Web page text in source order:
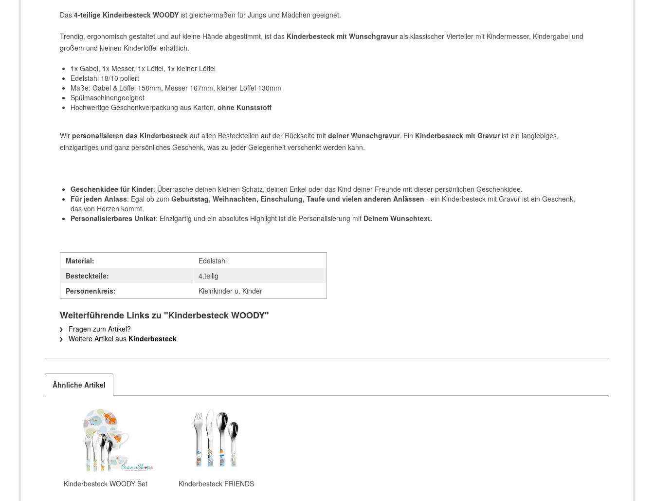
Das 4-teilige Kinderbesteck WOODY ist gleichermaßen für Jungs und Mädchen geeignet.
Trendig, ergonomisch gestaltet und auf kleine Hände abgestimmt, ist das Kinderbesteck mit Wunschgravurals klassischer Vierteiler mit Kindermesser, Kindergabel und
großem und kleinen Kinderlöffel erhältlich.
1x Gabel, 1x Messer, 1x Löffel, 1x kleiner Löffel
Edelstahl 18/10 poliert
Maße: Gabel & Löffel 158mm, Messer 167mm, kleiner Löffel 130mm
Spülmaschinengeeignet
Hochwertige Geschenkverpackung aus Karton, ohne Kunststoff
Wir personalisieren das Kinderbesteck auf allen Besteckteilen auf der Rückseite mit deiner Wunschgravur. Ein Kinderbesteck mit Gravurist ein langlebiges,
einzigartiges und ganz persönliches Geschenk, was zu jeder Gelegenheit verschenkt werden kann.
Geschenkidee für Kinder: Überrasche deinen kleinen Schatz, deinen Enkel oder das Kind deiner Freunde mit dieser persönlichen Geschenkidee.
Für jeden Anlass: Egal ob zum Geburtstag, Weihnachten, Einschulung, Taufe und vielen anderen Anlässen - ein Kinderbesteck mit Gravur ist ein Geschenk,
das von Herzen kommt.
Personalisierbares Unikat: Einzigartig und ein absolutes Highlight ist die Personalisierung mit Deinem Wunschtext.
Material:
Edelstahl
Besteckteile:
4.teilig
Personenkreis:
Kleinkinder u. Kinder
Weiterführende Links zu "Kinderbesteck WOODY"
Fragen zum Artikel?
Weitere Artikel aus Kinderbesteck
Ähnliche Artikel
Kinderbesteck WOODY Set Kinderbesteck FRIENDS